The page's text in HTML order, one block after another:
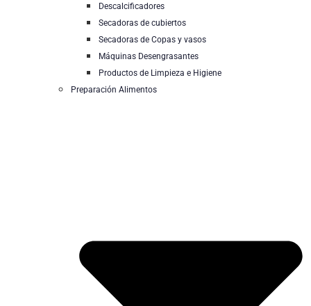
Descalcificadores
Secadoras de cubiertos
Secadoras de Copas y vasos
Máquinas Desengrasantes
Productos de Limpieza e Higiene
Preparación Alimentos